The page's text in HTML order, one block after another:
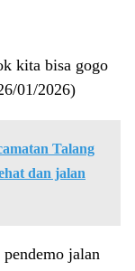
kita bisa gogo
01/2026)
Talang
dan jalan
jalan